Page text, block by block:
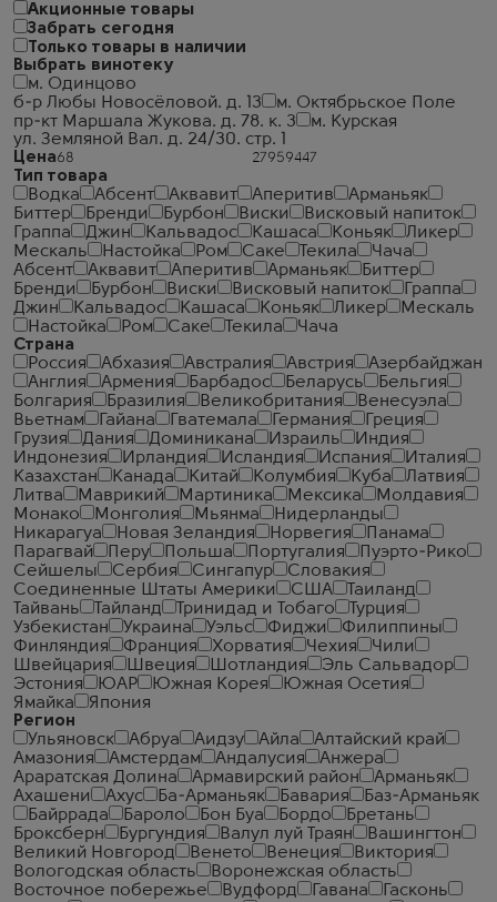
Акционные товары
Забрать сегодня
Только товары в наличии
Выбрать винотеку
м. Одинцово
б-р Любы Новосёловой. д. 13
м. Октябрьское Поле
пр-кт Маршала Жукова. д. 78. к. 3
м. Курская
ул. Земляной Вал. д. 24/30. стр. 1
Цена
Тип товара
Водка
Абсент Аквавит Аперитив
Арманьяк
Биттер
Бренди Бурбон Виски
Висковый напиток
Граппа
Джин Кальвадос Кашаса Коньяк
Ликер
Мескаль
Настойка Ром Саке Текила
Чача
Абсент
Аквавит Аперитив Арманьяк
Биттер
Бренди
Бурбон Виски Висковый напиток
Граппа
Джин
Кальвадос Кашаса Коньяк Ликер
Мескаль
Настойка
Ром Саке Текила
Чача
Страна
Россия
Абхазия Австралия Австрия
Азербайджан
Англия
Армения Барбадос Беларусь
Бельгия
Болгария
Бразилия Великобритания
Венесуэла
Вьетнам
Гайана Гватемала Германия
Греция
Грузия
Дания Доминикана Израиль
Индия
Индонезия
Ирландия Исландия Испания
Италия
Казахстан
Канада Китай Колумбия Куба
Латвия
Литва
Маврикий Мартиника Мексика
Молдавия
Монако
Монголия Мьянма
Нидерланды
Никарагуа
Новая Зеландия Норвегия
Панама
Парагвай
Перу Польша Португалия
Пуэрто-Рико
Сейшелы
Сербия Сингапур
Словакия
Соединенные Штаты Америки
США
Таиланд
Тайвань
Тайланд Тринидад и Тобаго
Турция
Узбекистан
Украина Уэльс Фиджи
Филиппины
Финляндия
Франция Хорватия Чехия
Чили
Швейцария
Швеция Шотландия
Эль Сальвадор
Эстония
ЮАР Южная Корея
Южная Осетия
Ямайка
Япония
Регион
Ульяновск
Абруа Аидзу Айла
Алтайский край
Амазония
Амстердам Андалусия
Анжера
Араратская Долина
Армавирский район
Арманьяк
Ахашени
Ахус Ба-Арманьяк Бавария
Баз-Арманьяк
Байррада
Бароло Бон Буа Бордо
Бретань
Броксберн
Бургундия Валул луй Траян
Вашингтон
Великий Новгород
Венето Венеция
Виктория
Вологодская область
Воронежская область
Восточное побережье
Вудфорд Гавана
Гасконь